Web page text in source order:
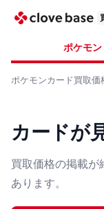
ポケモン
ポケモンカード買取価
カードが
買取価格の掲載が
あります。